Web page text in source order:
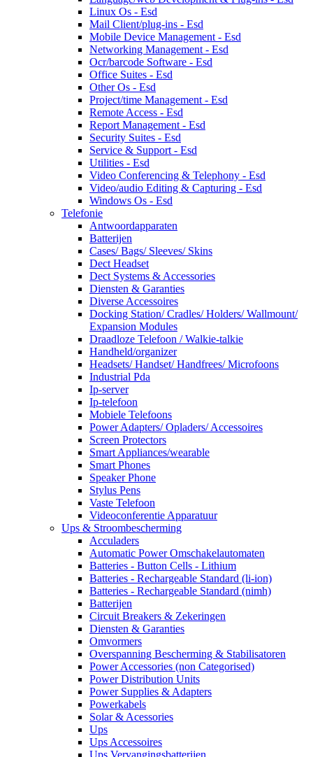
Linux Os - Esd
Mail Client/plug-ins - Esd
Mobile Device Management - Esd
Networking Management - Esd
Ocr/barcode Software - Esd
Office Suites - Esd
Other Os - Esd
Project/time Management - Esd
Remote Access - Esd
Report Management - Esd
Security Suites - Esd
Service & Support - Esd
Utilities - Esd
Video Conferencing & Telephony - Esd
Video/audio Editing & Capturing - Esd
Windows Os - Esd
Telefonie
Antwoordapparaten
Batterijen
Cases/ Bags/ Sleeves/ Skins
Dect Headset
Dect Systems & Accessories
Diensten & Garanties
Diverse Accessoires
Docking Station/ Cradles/ Holders/ Wallmount/
Expansion Modules
Draadloze Telefoon / Walkie-talkie
Handheld/organizer
Headsets/ Handset/ Handfrees/ Microfoons
Industrial Pda
Ip-server
Ip-telefoon
Mobiele Telefoons
Power Adapters/ Opladers/ Accessoires
Screen Protectors
Smart Appliances/wearable
Smart Phones
Speaker Phone
Stylus Pens
Vaste Telefoon
Videoconferentie Apparatuur
Ups & Stroombescherming
Acculaders
Automatic Power Omschakelautomaten
Batteries - Button Cells - Lithium
Batteries - Rechargeable Standard (li-ion)
Batteries - Rechargeable Standard (nimh)
Batterijen
Circuit Breakers & Zekeringen
Diensten & Garanties
Omvormers
Overspanning Bescherming & Stabilisatoren
Power Accessories (non Categorised)
Power Distribution Units
Power Supplies & Adapters
Powerkabels
Solar & Acessories
Ups
Ups Accessoires
Ups Vervangingsbatterijen